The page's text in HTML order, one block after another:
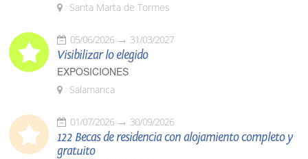
Santa Marta de Tormes
05/06/2026 31/03/2027
Visibilizar lo elegido
EXPOSICIONES
Salamanca
01/07/2026 30/09/2026
122 Becas de residencia con alojamiento completo y
gratuito